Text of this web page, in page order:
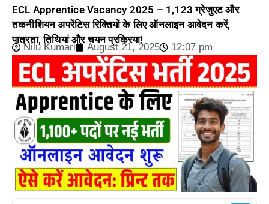
ECL Apprentice Vacancy 2025 – 1,123 ग्रेजुएट और
तकनीशियन अपरेंटिस रिक्तियों के लिए ऑनलाइन आवेदन करें,
पात्रता, तिथियां और चयन प्रक्रिया!
Nilu Kumari August 21, 2025 12:07 pm